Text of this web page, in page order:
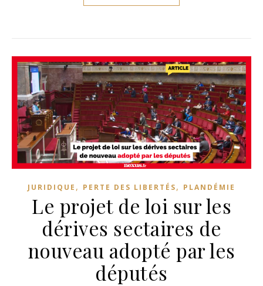
JURIDIQUE , PERTE DES LIBERTÉS, PLANDÉMIE
Le projet de loi sur les
dérives sectaires de
nouveau adopté par les
députés